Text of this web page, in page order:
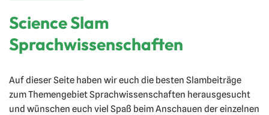
Science Slam
Sprachwissenschaften
Auf dieser Seite haben wir euch die besten Slambeiträge
zum Themengebiet Sprachwissenschaften herausgesucht
und wünschen euch viel Spaß beim Anschauen der einzelnen